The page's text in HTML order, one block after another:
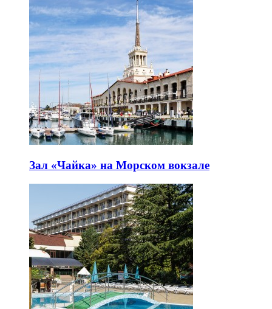
Зал «Чайка» на Морском вокзале